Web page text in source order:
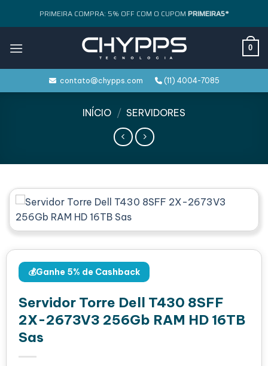
PRIMEIRA COMPRA: 5% OFF COM O CUPOM PRIMEIRA5*
0
contato@chypps.com (11) 4004-7085
INÍCIO / SERVIDORES
💰Ganhe 5% de Cashback
Servidor Torre Dell T430 8SFF
2X-2673V3 256Gb RAM HD 16TB
Sas